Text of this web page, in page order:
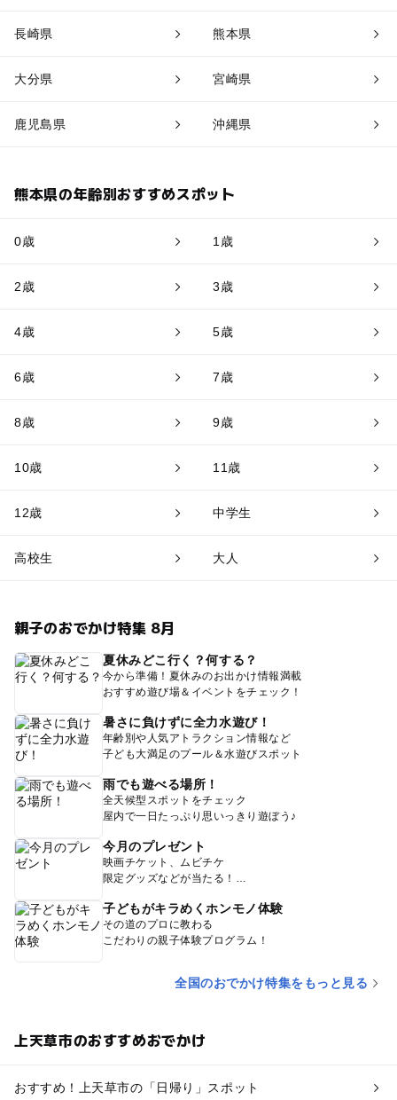
長崎県 熊本県
大分県 宮崎県
鹿児島県 沖縄県
熊本県の年齢別おすすめスポット
0歳 1歳
2歳 3歳
4歳 5歳
6歳 7歳
8歳 9歳
10歳 11歳
12歳 中学生
高校生 大人
親子のおでかけ特集 8月
夏休みどこ行く？何する？
今から準備！夏休みのお出かけ情報満載
おすすめ遊び場＆イベントをチェック！
暑さに負けずに全力水遊び！
年齢別や人気アトラクション情報など
子ども大満足のプール＆水遊びスポット
雨でも遊べる場所！
全天候型スポットをチェック
屋内で一日たっぷり思いっきり遊ぼう♪
今月のプレゼント
映画チケット、ムビチケ
限定グッズなどが当たる！
子どもがキラめくホンモノ体験
その道のプロに教わる
こだわりの親子体験プログラム！
全国のおでかけ特集をもっと見る
上天草市のおすすめおでかけ
おすすめ！上天草市の「日帰り」スポット